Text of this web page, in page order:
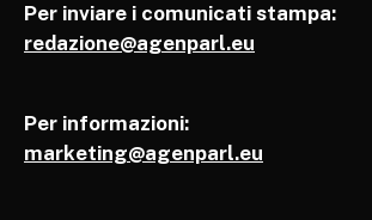
Per inviare i comunicati stampa:
redazione@agenparl.eu
Per informazioni:
marketing@agenparl.eu